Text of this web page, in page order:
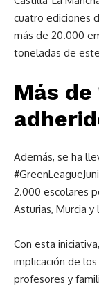
cuatro ediciones
más de 20.000
toneladas de
Más
Además, se ha
2.000 escolares
Asturias, Murcia y
Con esta
implicación de
profesores y